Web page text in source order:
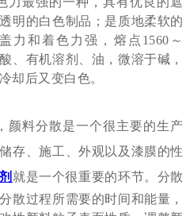
明的白色制品；是质地柔软的
力和着色力强，熔点1560～
、有机溶剂、油，微溶于碱，
却后又变白色。
颜料分散是一个很主要的生产
存、施工、外观以及漆膜的性
就是一个很重要的环节。 分散
散过程所需要的时间和能量，